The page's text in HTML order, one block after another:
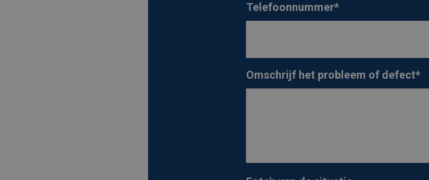
Telefoonnummer*
Omschrijf het probleem of defect*